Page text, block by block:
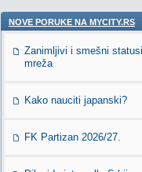
NOVE PORUKE NA MYCITY.RS
Zanimljivi i smešni
mreža
Kako nauciti japanski?
FK Partizan 2026/27.